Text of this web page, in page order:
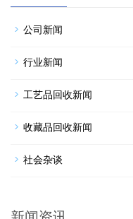
公司新闻
行业新闻
工艺品回收新闻
收藏品回收新闻
社会杂谈